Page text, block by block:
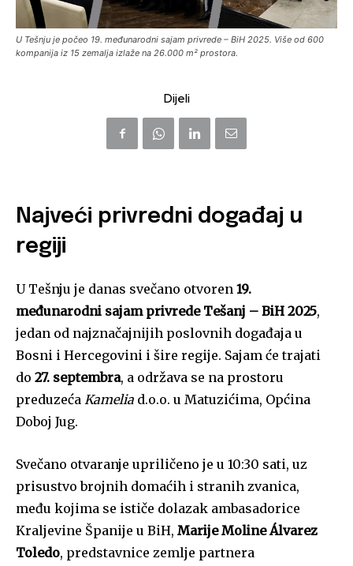
U Tešnju je počeo 19. međunarodni sajam privrede – BiH 2025. Više od 600
kompanija iz 15 zemalja izlaže na 26.000 m² prostora.
Dijeli
Najveći privredni događaj u
regiji
U Tešnju je danas svečano otvoren 19.
međunarodni sajam privrede Tešanj – BiH 2025,
jedan od najznačajnijih poslovnih događaja u
Bosni i Hercegovini i šire regije. Sajam će trajati
do 27. septembra, a održava se na prostoru
preduzeća Kamelia d.o.o. u Matuzićima, Općina
Doboj Jug.
Svečano otvaranje upriličeno je u 10:30 sati, uz
prisustvo brojnih domaćih i stranih zvanica,
među kojima se ističe dolazak ambasadorice
Kraljevine Španije u BiH, Marije Moline Álvarez
Toledo, predstavnice zemlje partnera